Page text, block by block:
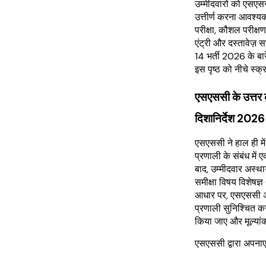
उम्मीदवारों को
उत्तीर्ण करना
परीक्षा, कौशल
एंट्री और दस्तावेज़
14 भर्ती 2026 के
इस पृष्ठ को नीचे
एसएससी के उत्तर
दिशानिर्देश 2026
एसएससी ने हाल ही
प्रणाली के संबंध में एक
बाद, उम्मीदवार
समीक्षा विषय
आधार पर, एसएससी
प्रणाली सुनिश्चित
किया जाए और
एसएससी द्वारा